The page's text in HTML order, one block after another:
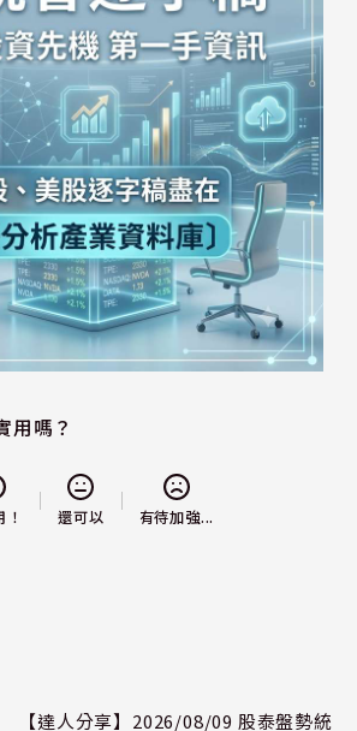
用嗎？
還可以 有待加強...
【達人分享】2026/08/09 股泰盤勢統